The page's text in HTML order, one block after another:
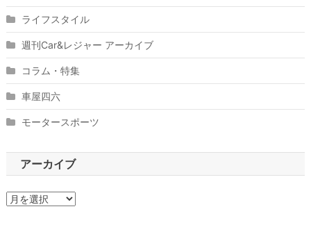
ライフスタイル
週刊Car&レジャー アーカイブ
コラム・特集
車屋四六
モータースポーツ
アーカイブ
ア